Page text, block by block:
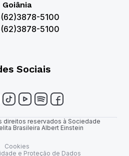
Goiânia
5100
5100
Sociais
direitos reservados à Sociedade
Brasileira Albert Einstein
Cookies
e Proteção de Dados